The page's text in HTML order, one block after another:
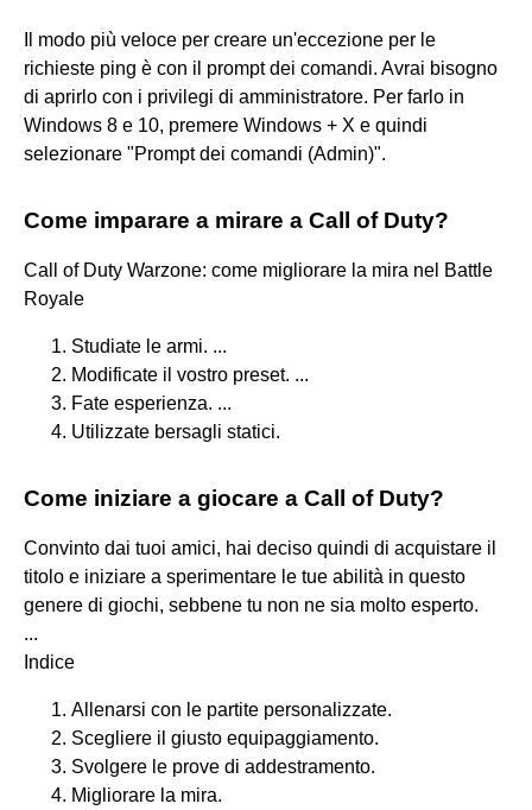
Il modo più veloce per creare un'eccezione per le
richieste ping è con il prompt dei comandi. Avrai bisogno
di aprirlo con i privilegi di amministratore. Per farlo in
Windows 8 e 10, premere Windows + X e quindi
selezionare "Prompt dei comandi (Admin)".
Come imparare a mirare a Call of Duty?
Call of Duty Warzone: come migliorare la mira nel Battle
Royale
Studiate le armi. ...
Modificate il vostro preset. ...
Fate esperienza. ...
Utilizzate bersagli statici.
Come iniziare a giocare a Call of Duty?
Convinto dai tuoi amici, hai deciso quindi di acquistare il
titolo e iniziare a sperimentare le tue abilità in questo
genere di giochi, sebbene tu non ne sia molto esperto.
...
Indice
Allenarsi con le partite personalizzate.
Scegliere il giusto equipaggiamento.
Svolgere le prove di addestramento.
Migliorare la mira.